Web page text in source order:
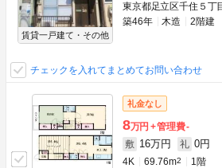
賃貸一戸建て・その他
東京都足立区千住５丁
築46年
木造 2階建
チェックを入れてまとめてお問い合わせ
礼金なし
8万円 管理費-
敷 16万円 礼 0円
4K 69.76m2 1階